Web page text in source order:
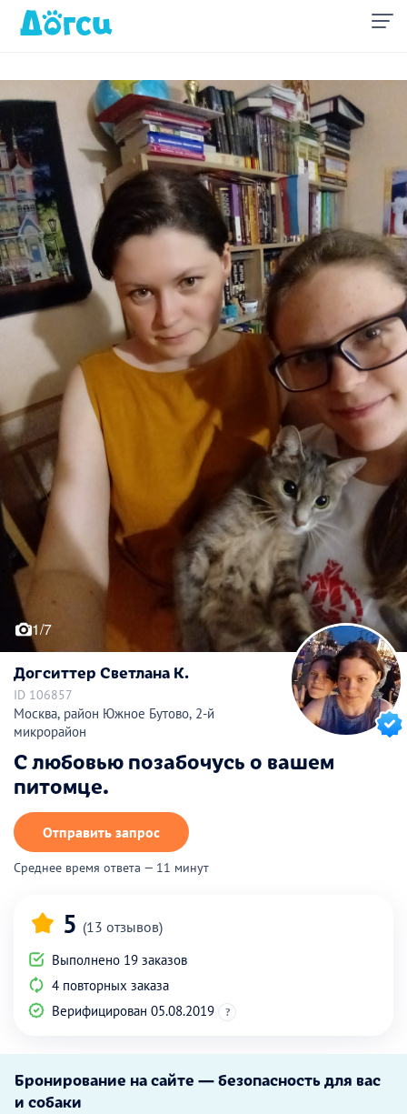
1/7
Догситтер Светлана К.
ID 106857
Москва, район Южное Бутово, 2-й
микрорайон
С любовью позабочусь о вашем
питомце.
Отправить запрос
Среднее время ответа — 11 минут
5 (13 отзывов)
Выполнено 19 заказов
4 повторных заказа
Верифицирован 05.08.2019
?
Бронирование на сайте — безопасность для вас
и собаки